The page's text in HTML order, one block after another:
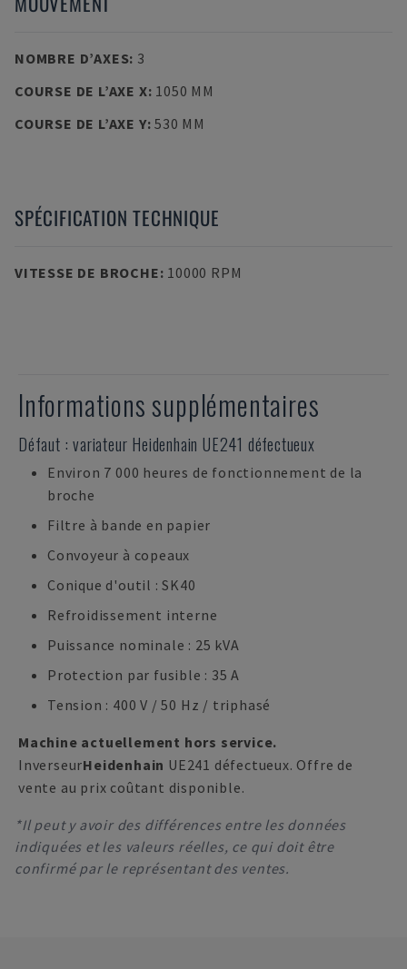
NOMBRE D’AXES: 3
COURSE DE L’AXE X: 1050 MM
COURSE DE L’AXE Y:530 MM
SPÉCIFICATION TECHNIQUE
VITESSE DE BROCHE: 10000 RPM
Informations supplémentaires
Défaut : variateur Heidenhain UE241 défectueux
Environ 7 000 heures de fonctionnement de la
broche
Filtre à bande en papier
Convoyeur à copeaux
Conique d'outil : SK40
Refroidissement interne
Puissance nominale : 25 kVA
Protection par fusible : 35 A
Tension : 400 V / 50 Hz / triphasé
Machine actuellement hors service.
InverseurHeidenhain UE241 défectueux. Offre de
vente au prix coûtant disponible.
*Il peut y avoir des différences entre les données
indiquées et les valeurs réelles, ce qui doit être
confirmé par le représentant des ventes.